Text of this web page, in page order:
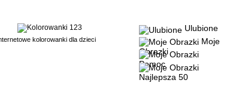
kolorowanki dla dzieci
Ulubione
Moje
Obrazki
Pomoc
Najlepsza 50